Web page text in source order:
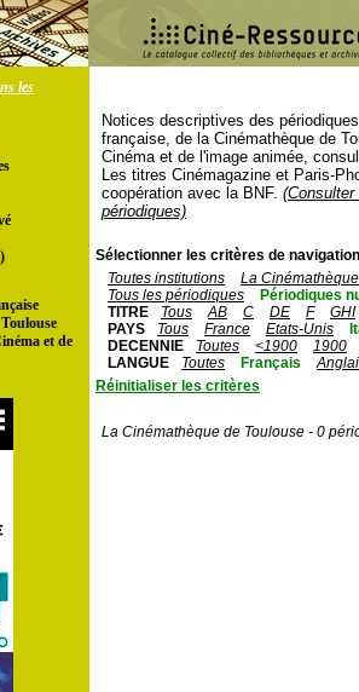
les
et de
Notices descriptives des
française, de la Cinémathèque de
Cinéma et de l'image animée,
Les titres Cinémagazine et Paris-
coopération avec la BNF.
périodiques)
Sélectionner les critères de
Toutes institutions
La
Tous les périodiques
Périodiques
TITRE
Tous AB C DE F
GHI
PAYS
Tous France Etats-Unis
DECENNIE
Toutes <1900
1900
LANGUE
Toutes Français
Réinitialiser les critères
La Cinémathèque de Toulouse - 0